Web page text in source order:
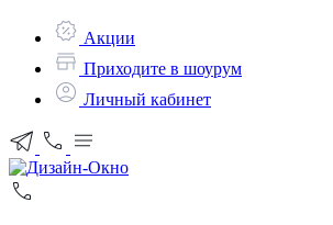
Акции
Приходите в шоурум
Личный кабинет